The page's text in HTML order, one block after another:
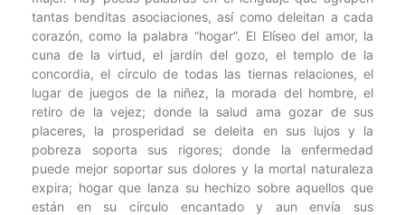
tantas benditas asociaciones, así como deleitan a cada
corazón, como la palabra “hogar”. El Elíseo del amor, la
cuna de la virtud, el jardín del gozo, el templo de la
concordia, el círculo de todas las tiernas relaciones, el
lugar de juegos de la niñez, la morada del hombre, el
retiro de la vejez; donde la salud ama gozar de sus
placeres, la prosperidad se deleita en sus lujos y la
pobreza soporta sus rigores; donde la enfermedad
puede mejor soportar sus dolores y la mortal naturaleza
expira; hogar que lanza su hechizo sobre aquellos que
están en su círculo encantado y aun envía sus